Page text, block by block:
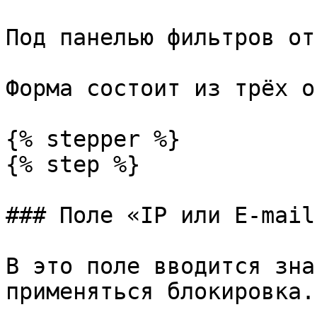
Под панелью фильтров
Форма состоит из трёх
{% stepper %}
{% step %}
### Поле «IP или E-
В это поле вводится
применяться блокировка.